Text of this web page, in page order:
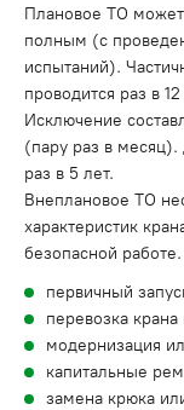
Плановое ТО
полным (с
испытаний).
проводится раз в
Исключение
(пару раз в
раз в 5 лет.
Внеплановое ТО
характеристик
безопасной
первичный
перевозка
модернизация
капитальные
замена крюка